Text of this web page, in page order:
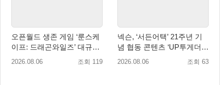
오픈월드 생존 게임 ‘룬스케
이프: 드래곤와일즈’ 대규모
유저 편의성 개선 및 사이드
2026.08.06 조회 119
넥슨, ‘서든어택’ 21주년 기
념 협동 콘텐츠 ‘UP투게더’
업데이트
2026.08.06 조회 63